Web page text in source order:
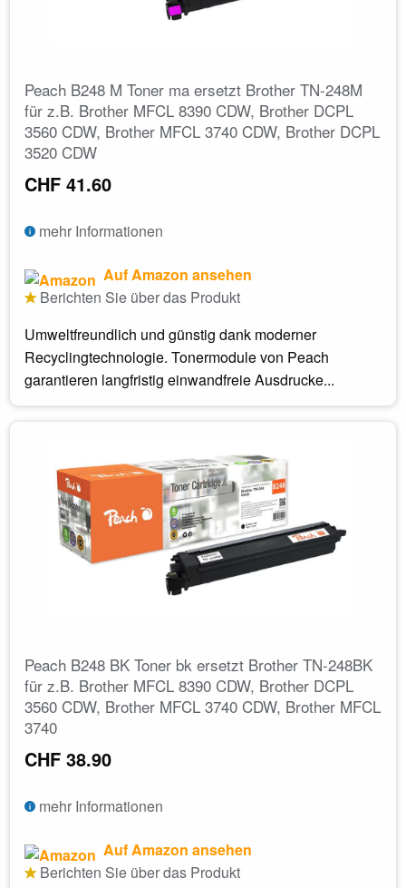
Peach B248 M Toner ma ersetzt Brother TN-248M
für z.B. Brother MFCL 8390 CDW, Brother DCPL
3560 CDW, Brother MFCL 3740 CDW, Brother DCPL
3520 CDW
CHF 41.60
mehr Informationen
Auf Amazon ansehen
Berichten Sie über das Produkt
Umweltfreundlich und günstig dank moderner
Recyclingtechnologie. Tonermodule von Peach
garantieren langfristig einwandfreie Ausdrucke...
Peach B248 BK Toner bk ersetzt Brother TN-248BK
für z.B. Brother MFCL 8390 CDW, Brother DCPL
3560 CDW, Brother MFCL 3740 CDW, Brother MFCL
3740
CHF 38.90
mehr Informationen
Auf Amazon ansehen
Berichten Sie über das Produkt